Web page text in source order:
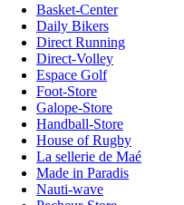
Basket-Center
Daily Bikers
Direct Running
Direct-Volley
Espace Golf
Foot-Store
Galope-Store
Handball-Store
House of Rugby
La sellerie de Maé
Made in Paradis
Nauti-wave